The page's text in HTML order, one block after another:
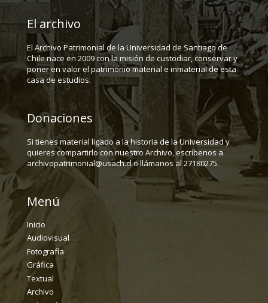
El archivo
El Archivo Patrimonial de la Universidad de Santiago de
Chile nace en 2009 con la misión de custodiar, conservar y
poner en valor el patrimonio material e inmaterial de esta
casa de estudios.
Donaciones
Si tienes material ligado a la historia de la Universidad y
quieres compartirlo con nuestro Archivo, escríbenos a
archivopatrimonial@usach.cl o llámanos al 27180275.
Menú
Inicio
Audiovisual
Fotografía
Gráfica
Textual
Archivo